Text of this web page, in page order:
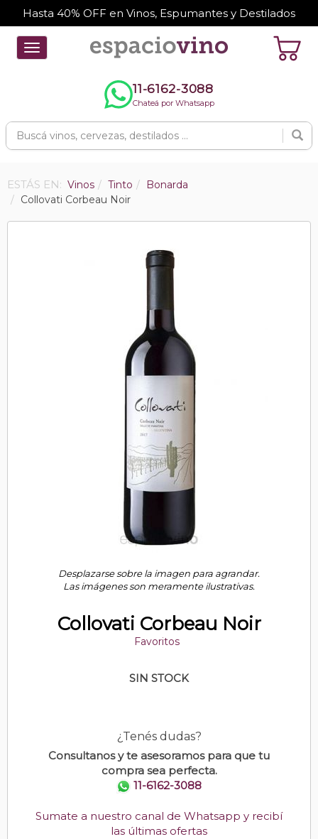
Hasta 40% OFF en Vinos, Espumantes y Destilados
Toggle
navigation
11-6162-3088
Chateá por Whatsapp
ESTÁS EN: Vinos Tinto
Bonarda
Collovati Corbeau Noir
Desplazarse sobre la imagen para agrandar.
Las imágenes son meramente ilustrativas.
Collovati Corbeau Noir
Favoritos
SIN STOCK
¿Tenés dudas?
Consultanos y te asesoramos para que tu
compra sea perfecta.
11-6162-3088
Sumate a nuestro canal de Whatsapp y recibí
las últimas ofertas